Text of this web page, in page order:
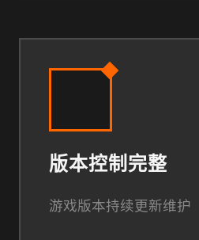
版本控制完整
游戏版本持续更新维护